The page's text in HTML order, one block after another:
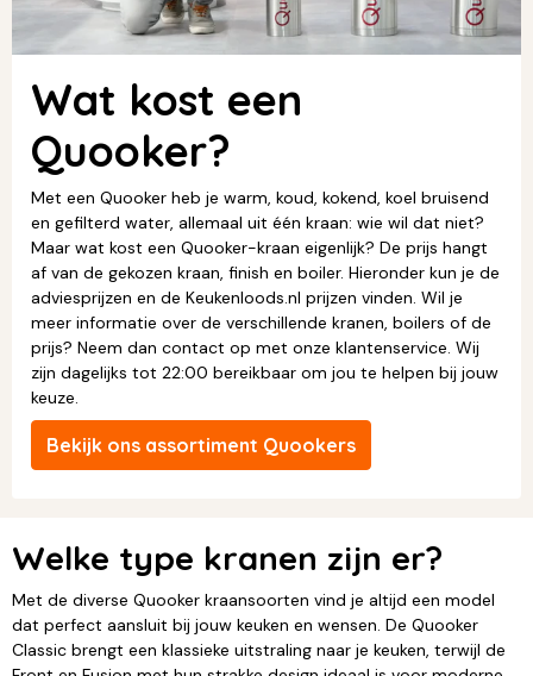
Wat kost een
Quooker?
Met een Quooker heb je warm, koud, kokend, koel bruisend
en gefilterd water, allemaal uit één kraan: wie wil dat niet?
Maar wat kost een Quooker-kraan eigenlijk? De prijs hangt
af van de gekozen kraan, finish en boiler. Hieronder kun je de
adviesprijzen en de Keukenloods.nl prijzen vinden. Wil je
meer informatie over de verschillende kranen, boilers of de
prijs? Neem dan contact op met onze klantenservice. Wij
zijn dagelijks tot 22:00 bereikbaar om jou te helpen bij jouw
keuze.
Bekijk ons assortiment Quookers
Welke type kranen zijn er?
Met de diverse Quooker kraansoorten vind je altijd een model
dat perfect aansluit bij jouw keuken en wensen. De Quooker
Classic brengt een klassieke uitstraling naar je keuken, terwijl de